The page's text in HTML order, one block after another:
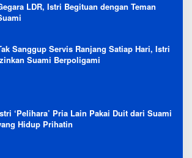
LDR, Istri Begituan dengan Teman
Sanggup Servis Ranjang Satiap Hari, Istri
Suami Berpoligami
‘Pelihara’ Pria Lain Pakai Duit dari Suami
Hidup Prihatin